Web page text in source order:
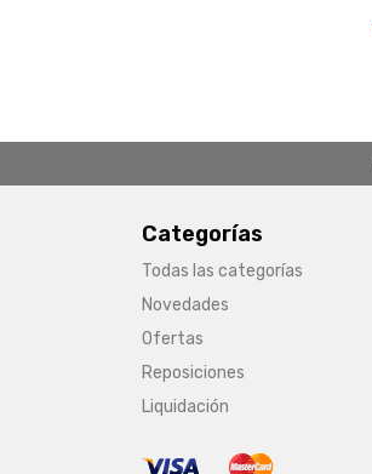
Categorías
Todas las categorías
Novedades
Ofertas
Reposiciones
Liquidación